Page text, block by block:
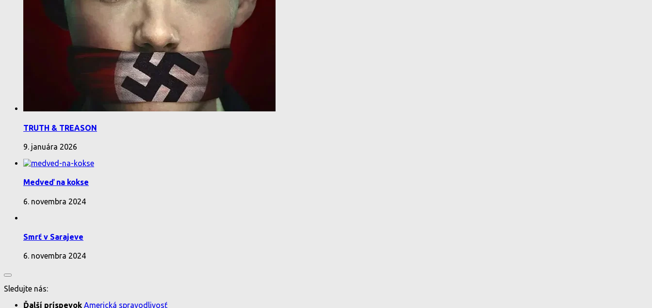
TRUTH & TREASON
9. januára 2026
Medveď na kokse
6. novembra 2024
Smrť v Sarajeve
6. novembra 2024
Sledujte nás:
Ďalší príspevok Americká spravodlivosť